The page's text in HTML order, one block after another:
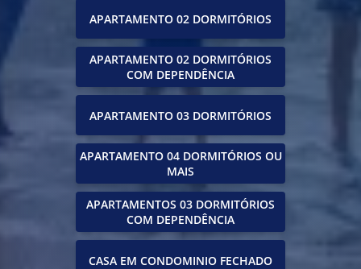
APARTAMENTO 02 DORMITÓRIOS
APARTAMENTO 02 DORMITÓRIOS
COM DEPENDÊNCIA
APARTAMENTO 03 DORMITÓRIOS
APARTAMENTO 04 DORMITÓRIOS OU
MAIS
APARTAMENTOS 03 DORMITÓRIOS
COM DEPENDÊNCIA
CASA EM CONDOMINIO FECHADO